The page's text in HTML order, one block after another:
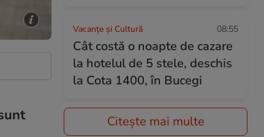
Vacanțe și Cultură 08:55
Cât costă o noapte de cazare
la hotelul de 5 stele, deschis
la Cota 1400, în Bucegi
Citește mai multe